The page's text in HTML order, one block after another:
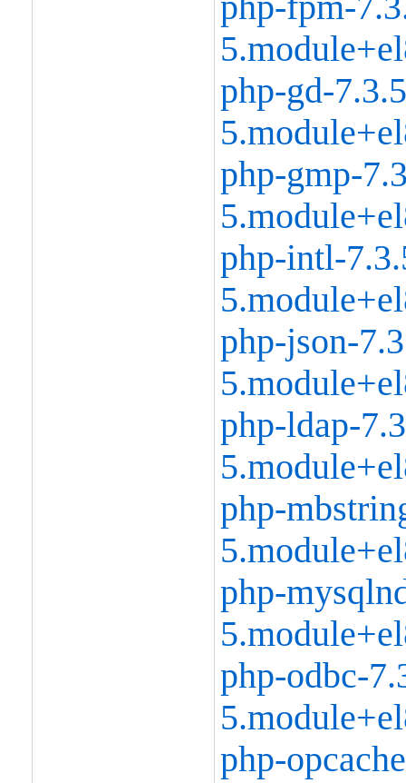
php-gd-
php-gmp-
php-intl-
php-json-
php-ldap-
php-
php-
php-odbc-
php-